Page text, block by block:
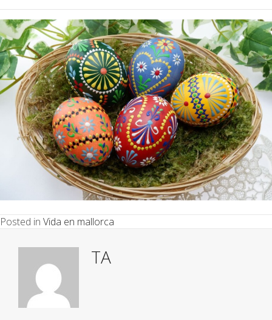
Posted in Vida en mallorca
TA